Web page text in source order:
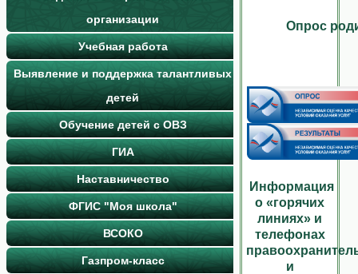
организации
Учебная работа
Выявление и поддержка талантливых
детей
Обучение детей с ОВЗ
ГИА
Наставничество
ФГИС "Моя школа"
ВСОКО
Газпром-класс
Опрос
Информация
о «горячих
линиях» и
телефонах
и